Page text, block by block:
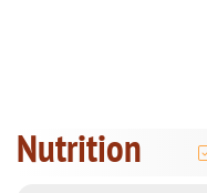
Nutrition